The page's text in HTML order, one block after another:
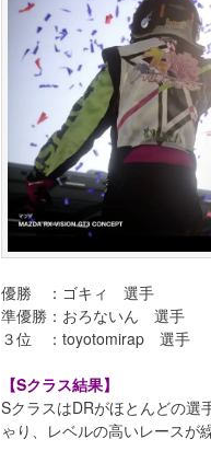
優勝 ：ゴキィ 選手
準優勝：おろないん 選手
３位 ：toyotomirap 選手
【Sクラス結果】
SクラスはDRがほとんどの選
ゃり、レベルの高いレースが